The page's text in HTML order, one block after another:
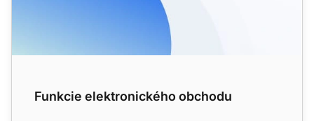
Funkcie elektronického obchodu